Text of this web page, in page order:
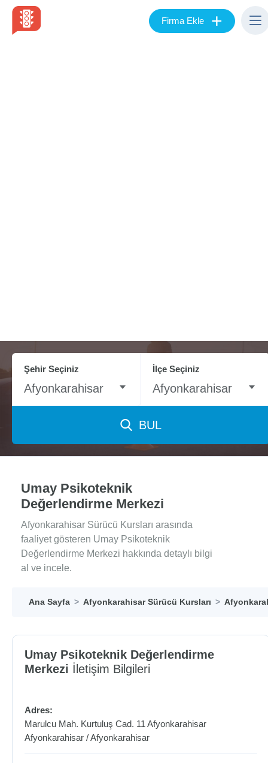
Firma Ekle +
Şehir Seçiniz
Afyonkarahisar
İlçe Seçiniz
Afyonkarahisar
BUL
Umay Psikoteknik
Değerlendirme Merkezi
Afyonkarahisar Sürücü Kursları arasında
faaliyet gösteren Umay Psikoteknik
Değerlendirme Merkezi hakkında detaylı bilgi
al ve incele.
Ana Sayfa Afyonkarahisar Sürücü Kursları
Umay Psikoteknik Değerlendirme
Merkezi İletişim Bilgileri
Adres:
Marulcu Mah. Kurtuluş Cad. 11 Afyonkarahisar
Afyonkarahisar /Afyonkarahisar